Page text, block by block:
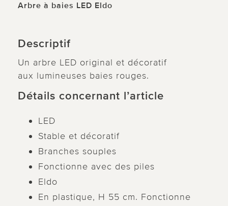
Arbre à baies LED Eldo
Descriptif
Un arbre LED original et décoratif
aux lumineuses baies rouges.
Détails concernant l’article
LED
Stable et décoratif
Branches souples
Fonctionne avec des piles
Eldo
En plastique, H 55 cm. Fonctionne